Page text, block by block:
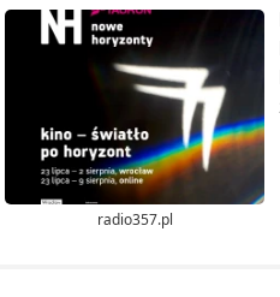
radio357.pl